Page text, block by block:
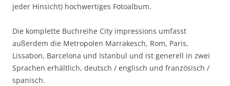
jeder Hinsicht) hochwertiges Fotoalbum.
Die komplette Buchreihe City impressions umfasst
außerdem die Metropolen Marrakesch, Rom, Paris,
Lissabon, Barcelona und Istanbul und ist generell in zwei
Sprachen erhältlich, deutsch / englisch und französisch /
spanisch.